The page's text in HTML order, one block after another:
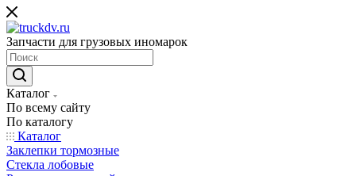
Запчасти для грузовых иномарок
Каталог
По всему сайту
По каталогу
Каталог
Заклепки тормозные
Стекла лобовые